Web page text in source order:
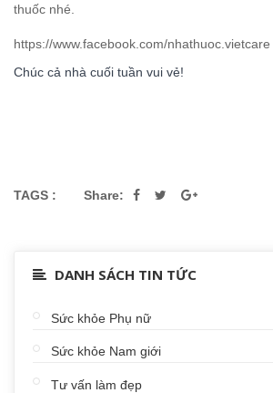
thuốc nhé.
https://www.facebook.com/nhathuoc.vietcare
Chúc cả nhà cuối tuần vui vẻ!
TAGS : Share:
DANH SÁCH TIN TỨC
Sức khỏe Phụ nữ
Sức khỏe Nam giới
Tư vấn làm đẹp